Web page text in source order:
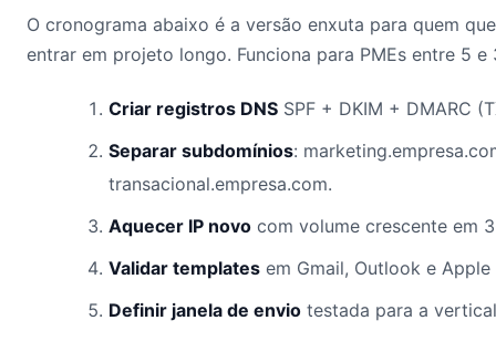
O cronograma abaixo é a versão enxuta para quem
entrar em projeto longo. Funciona para PMEs entre 5 e
Criar registros DNS SPF + DKIM + DMARC
Separar subdomínios:
transacional.empresa.com.
Aquecer IP novo com volume crescente em
Validar templates em Gmail, Outlook e Apple
Definir janela de envio testada para a